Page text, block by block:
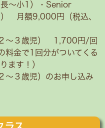
～小1）・Senior
月額9,000円（税込、
〜３歳児） 1,700円/回
料金で1回分がついてくる
ます！）
〜３歳児）のお申し込み